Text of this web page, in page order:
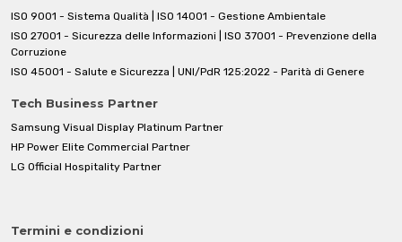
ISO 9001 - Sistema Qualità | ISO 14001 - Gestione Ambientale
ISO 27001 - Sicurezza delle Informazioni | ISO 37001 - Prevenzione della
Corruzione
ISO 45001 - Salute e Sicurezza | UNI/PdR 125:2022 - Parità di Genere
Tech Business Partner
Samsung Visual Display Platinum Partner
HP Power Elite Commercial Partner
LG Official Hospitality Partner
Termini e condizioni